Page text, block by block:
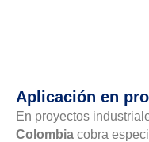
Aplicación en
En proyectos
Colombia cobra